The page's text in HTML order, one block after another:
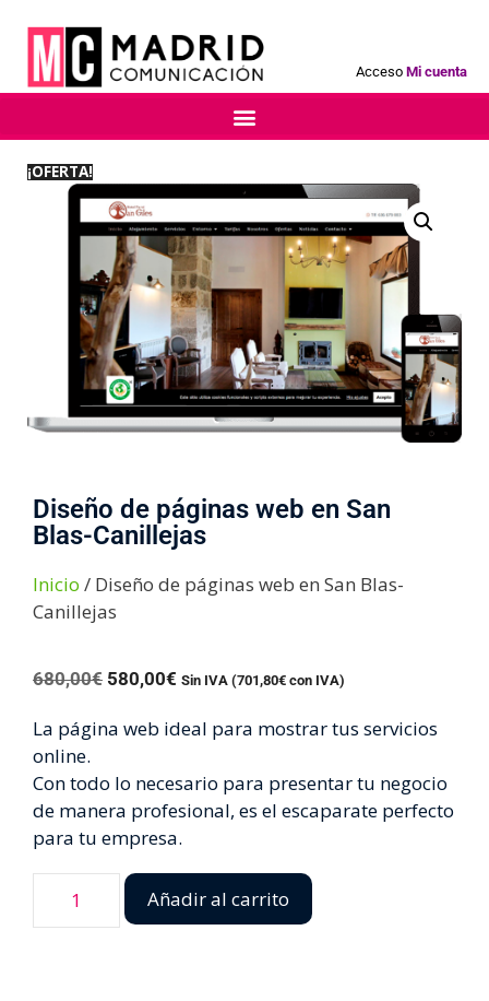
Acceso Mi cuenta
¡OFERTA!
Diseño de páginas web en San
Blas-Canillejas
Inicio / Diseño de páginas web en San Blas-
Canillejas
680,00€ 580,00€ Sin IVA (701,80€ con IVA)
La página web ideal para mostrar tus servicios
online.
Con todo lo necesario para presentar tu negocio
de manera profesional, es el escaparate perfecto
para tu empresa.
Añadir al carrito